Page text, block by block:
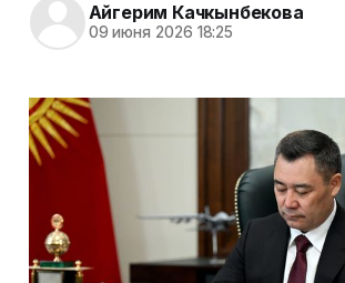
Айгерим Качкынбекова
09 июня 2026 18:25